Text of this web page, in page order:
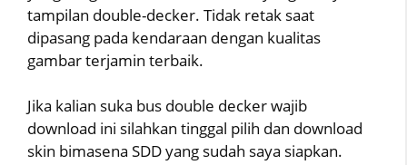
tampilan double-decker. Tidak retak saat
dipasang pada kendaraan dengan kualitas
gambar terjamin terbaik.
Jika kalian suka bus double decker wajib
download ini silahkan tinggal pilih dan download
skin bimasena SDD yang sudah saya siapkan.